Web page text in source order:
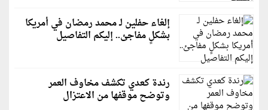
إلغاء حفلين لـ محمد رمضان في أمريكا
بشكلٍ مفاجئ.. إليكم التفاصيل
رندة كعدي تكشف مخاوف العمر
وتوضح موقفها من الاعتزال